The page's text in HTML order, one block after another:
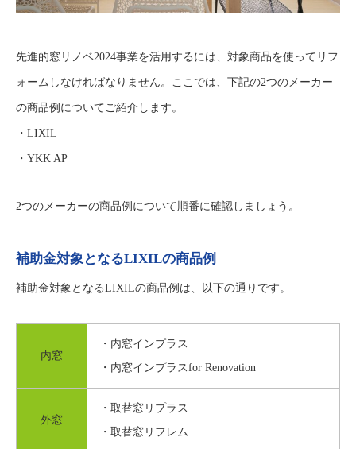
先進的窓リノベ2024事業を活用するには、対象商品を使ってリフ
ォームしなければなりません。ここでは、下記の2つのメーカー
の商品例についてご紹介します。
・LIXIL
・YKK AP
2つのメーカーの商品例について順番に確認しましょう。
補助金対象となるLIXILの商品例
補助金対象となるLIXILの商品例は、以下の通りです。
内窓
・内窓インプラス
・内窓インプラスfor Renovation
外窓
・取替窓リプラス
・取替窓リフレム